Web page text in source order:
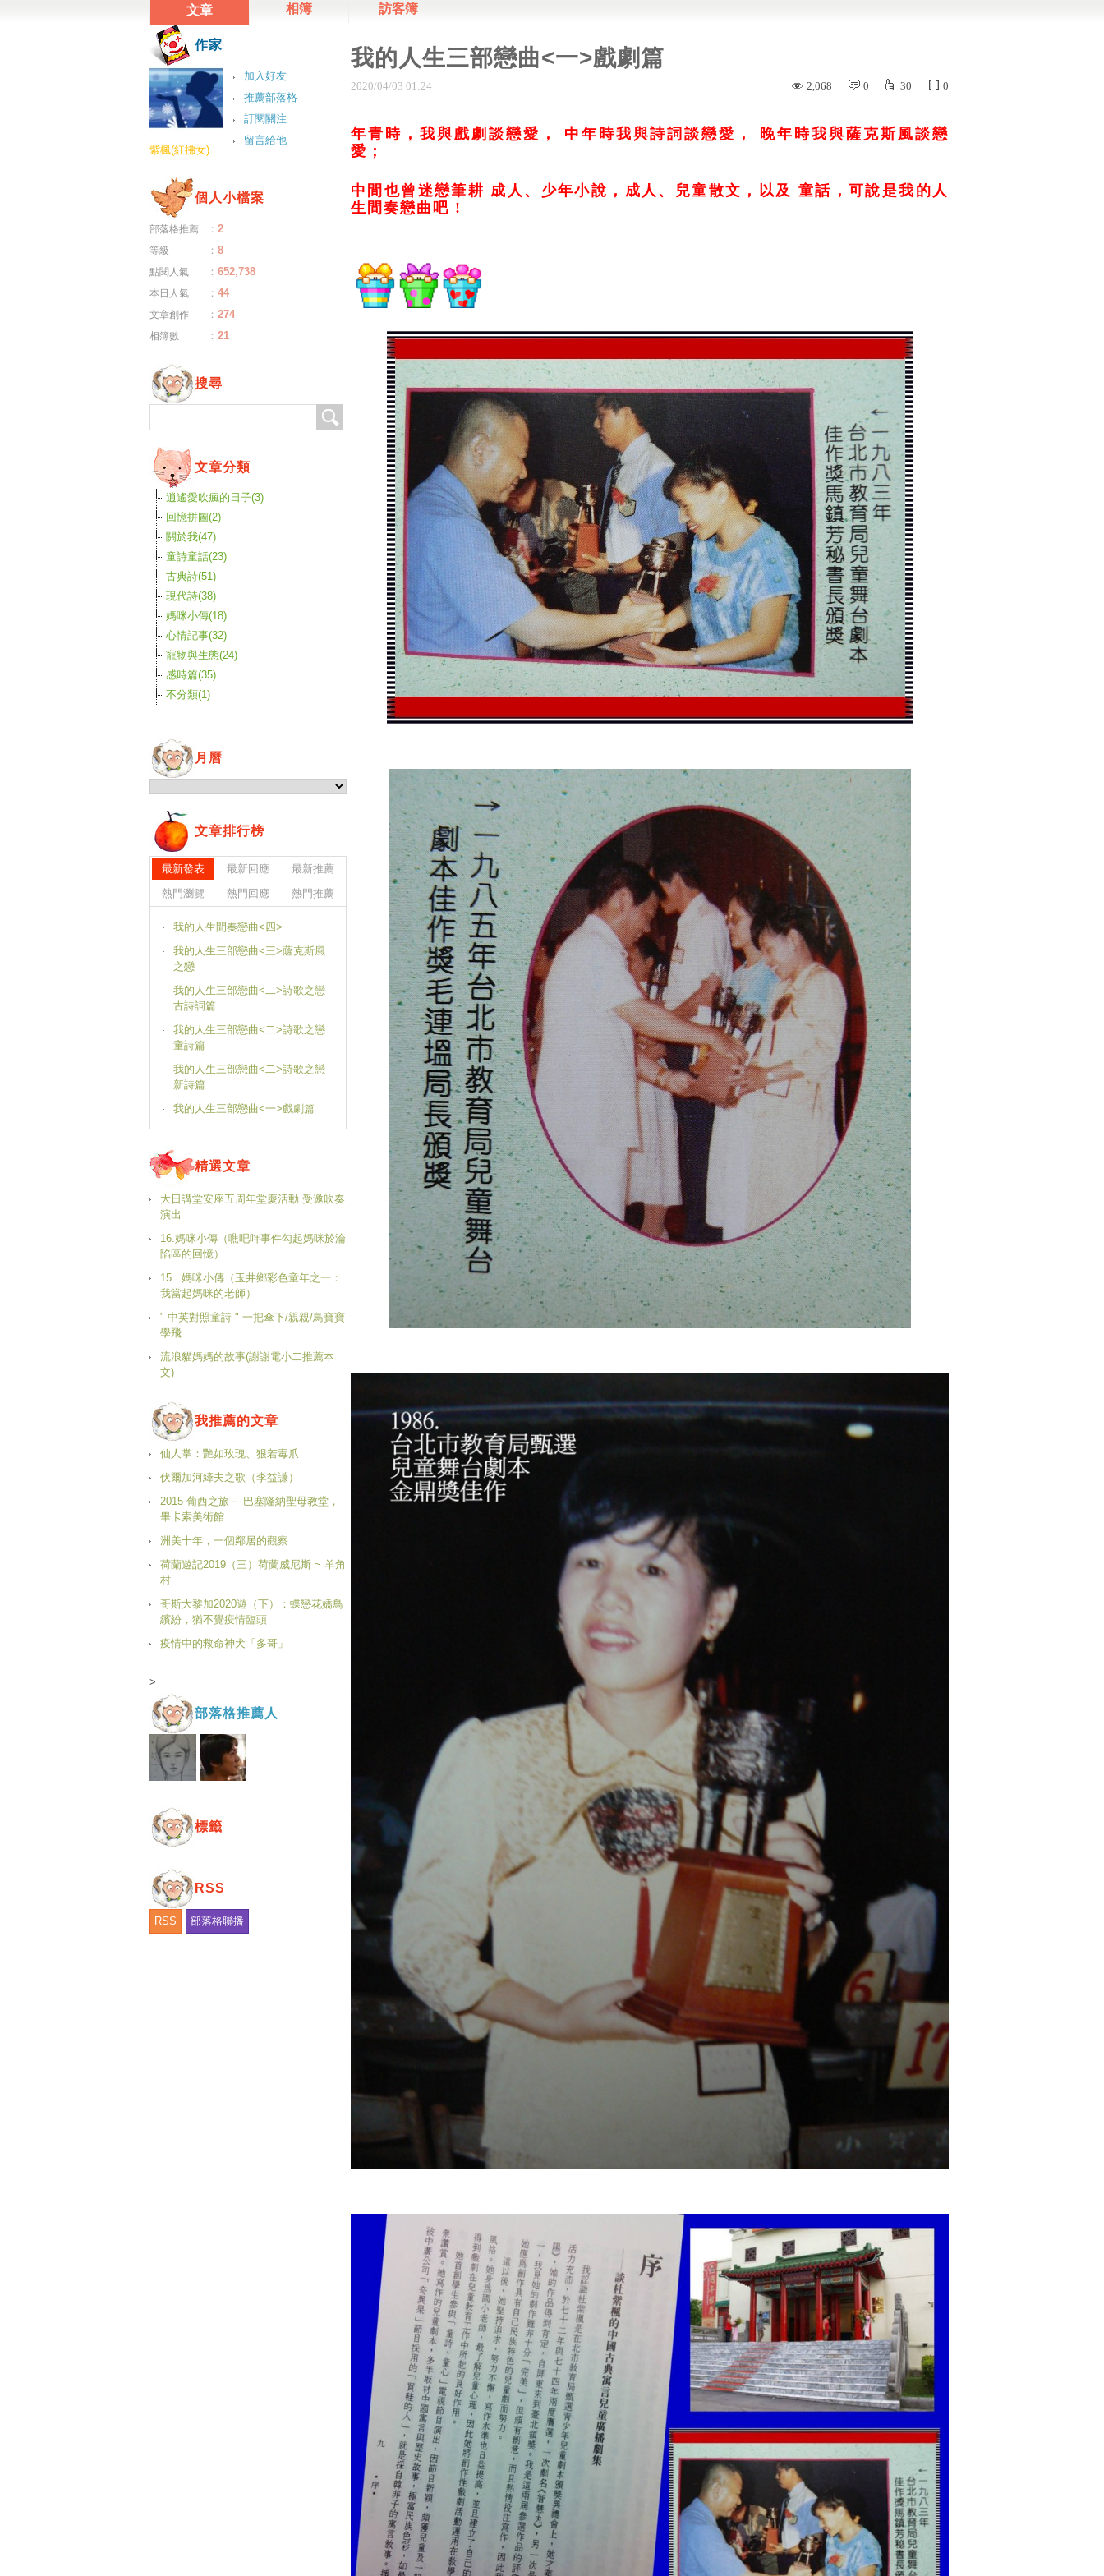
文章 相簿 訪客簿
我的人生三部戀曲<一>戲劇篇
2020/04/03 01 :24 2,068 0 30 0
年青時，我與戲劇談戀愛， 中年時我與詩詞談戀愛， 晚年時我與薩克斯風談戀
愛；
中間也曾迷戀筆耕 成人、少年小說，成人、兒童散文，以及 童話，可說是我的人
生間奏戀曲吧 !
作家
加入好友
推薦部落格
訂閱關注
留言給他
紫楓(紅拂女)
個人小檔案
部落格推薦 ： 2
等級 ： 8
點閱人氣 ： 652,738
本日人氣 ： 44
文章創作 ： 274
相簿數 ： 21
搜尋
文章分類
逍遙愛吹瘋的日子(3)
回憶拼圖(2)
關於我(47)
童詩童話(23)
古典詩(51)
現代詩(38)
媽咪小傳(18)
心情記事(32)
寵物與生態(24)
感時篇(35)
不分類(1)
月曆
文章排行榜
最新發表 最新回應
最新推薦
熱門瀏覽
熱門回應 熱門推薦
我的人生間奏戀曲<四>
我的人生三部戀曲<三>薩克斯風
之戀
我的人生三部戀曲<二>詩歌之戀
古詩詞篇
我的人生三部戀曲<二>詩歌之戀
童詩篇
我的人生三部戀曲<二>詩歌之戀
新詩篇
我的人生三部戀曲<一>戲劇篇
精選文章
大日講堂安座五周年堂慶活動 受邀吹奏
演出
16.媽咪小傳（噍吧哖事件勾起媽咪於淪
陷區的回憶）
15. .媽咪小傳（玉井鄉彩色童年之一：
我當起媽咪的老師）
" 中英對照童詩 " 一把傘下/親親/鳥寶寶
學飛
流浪貓媽媽的故事(謝謝電小二推薦本
文)
我推薦的文章
仙人掌：艷如玫瑰、狠若毒爪
伏爾加河縴夫之歌（李益謙）
2015 葡西之旅－ 巴塞隆納聖母教堂，
畢卡索美術館
洲美十年，一個鄰居的觀察
荷蘭遊記2019（三）荷蘭威尼斯 ~ 羊角
村
哥斯大黎加2020遊（下）：蝶戀花嬌鳥
繽紛，猶不覺疫情臨頭
疫情中的救命神犬「多哥」
>
部落格推薦人
標籤
RSS
RSS 部落格聯播